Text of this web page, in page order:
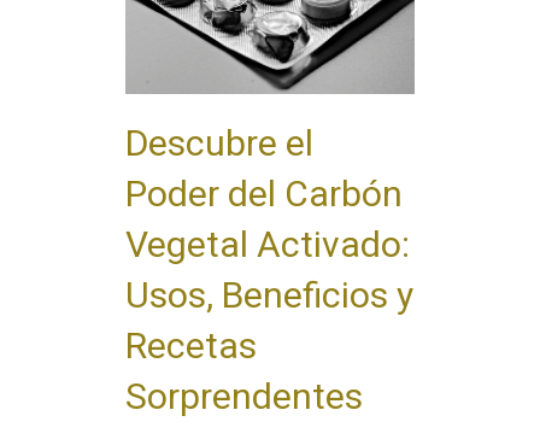
Descubre el
Poder del Carbón
Vegetal Activado:
Usos, Beneficios y
Recetas
Sorprendentes